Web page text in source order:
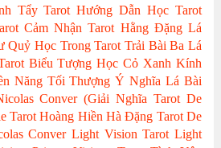
Tẩy Tarot Hướng Dẫn Học Tarot
Cảm Nhận Tarot Hằng Đặng Lá
Quỷ Học Trong Tarot Trải Bài Ba Lá
Biểu Tượng Học Cỏ Xanh Kính
Năng Tối Thượng Ý Nghĩa Lá Bài
Conver (Giải Nghĩa Tarot De
Tarot Hoàng Hiền Hà Đặng Tarot De
Conver Light Vision Tarot Light